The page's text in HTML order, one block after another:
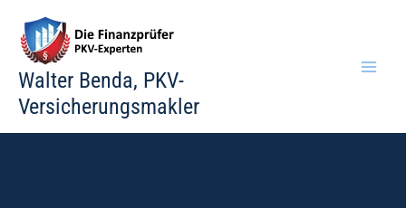
Inhalt
springen
Walter Benda, PKV-
Versicherungsmakler